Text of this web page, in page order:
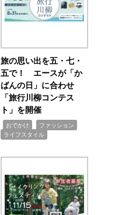
旅の思い出を五・七・
五で！ エースが「か
ばんの日」に合わせ
「旅行川柳コンテス
ト」を開催
おでかけ ファッション
ライフスタイル